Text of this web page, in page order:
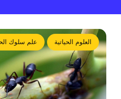
العلوم الحياتية علم سلوك